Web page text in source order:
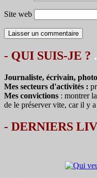
Site web
- QUI SUIS-JE ? .
Journaliste, écrivain,
Mes secteurs d'activités :
Mes convictions : montrer
de le préserver vite, car il y
- DERNIERS